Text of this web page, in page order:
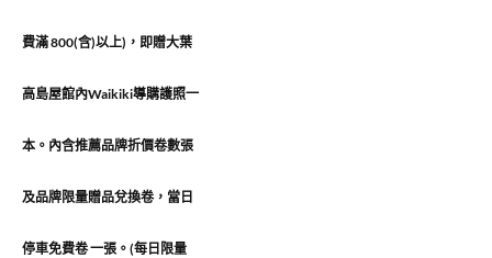
費滿 800(含)以上)，即贈大葉
高島屋館內Waikiki導購護照一
本。內含推薦品牌折價卷數張
及品牌限量贈品兌換卷，當日
停車免費卷 一張。(每日限量